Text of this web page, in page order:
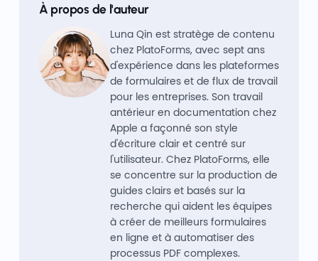
À propos de l'auteur
Luna Qin est stratège de contenu
chez PlatoForms, avec sept ans
d'expérience dans les plateformes
de formulaires et de flux de travail
pour les entreprises. Son travail
antérieur en documentation chez
Apple a façonné son style
d'écriture clair et centré sur
l'utilisateur. Chez PlatoForms, elle
se concentre sur la production de
guides clairs et basés sur la
recherche qui aident les équipes
à créer de meilleurs formulaires
en ligne et à automatiser des
processus PDF complexes.